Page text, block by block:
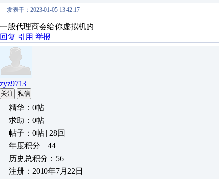
发表于：2023-01-05 13:42:17
一般代理商会给你虚拟机的
回复 引用 举报
zyz9713
关注 私信
精华：0帖
求助：0帖
帖子：0帖 | 28回
年度积分：44
历史总积分：56
注册：2010年7月22日